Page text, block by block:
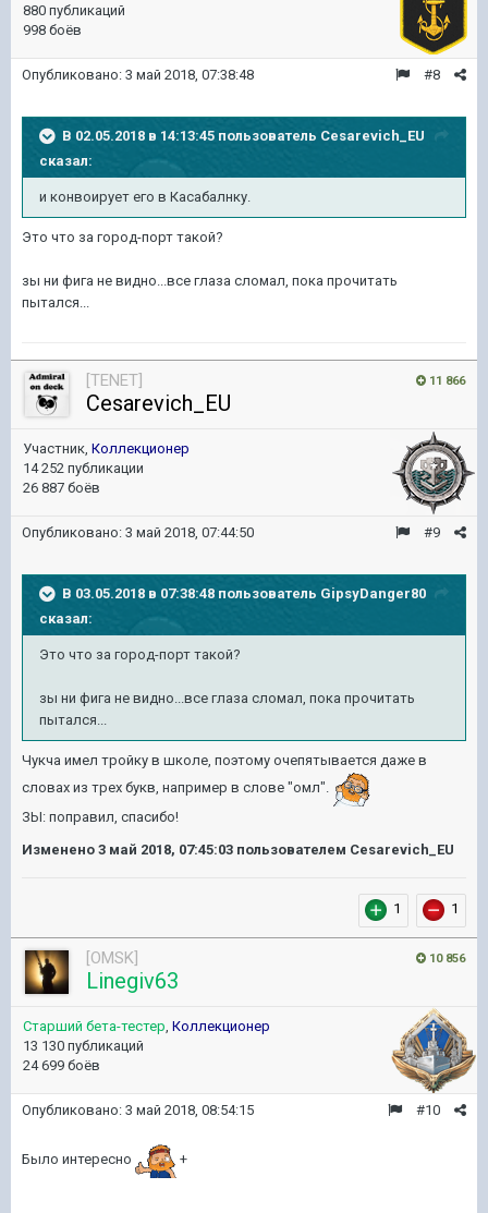
880 публикаций
998 боёв
#8
Опубликовано: 3 май 2018, 07:38:48
В 02.05.2018 в 14:13:45 пользователь Cesarevich_EU
сказал:
и конвоирует его в Касабалнку.
Это что за город-порт такой?
зы ни фига не видно...все глаза сломал, пока прочитать
пытался...
11 866
[TENET]
Cesarevich_EU
Участник, Коллекционер
14 252 публикации
26 887 боёв
#9
Опубликовано: 3 май 2018, 07:44:50
В 03.05.2018 в 07:38:48 пользователь GipsyDanger80
сказал:
Это что за город-порт такой?
зы ни фига не видно...все глаза сломал, пока прочитать
пытался...
Чукча имел тройку в школе, поэтому очепятывается даже в
словах из трех букв, например в слове "омл".
ЗЫ: поправил, спасибо!
Изменено 3 май 2018, 07:45:03 пользователем Cesarevich_EU
1 1
10 856
[OMSK]
Linegiv63
Старший бета-тестер Коллекционер
13 130 публикаций
24 699 боёв
#10
Опубликовано: 3 май 2018, 08:54:15
Было интересно +